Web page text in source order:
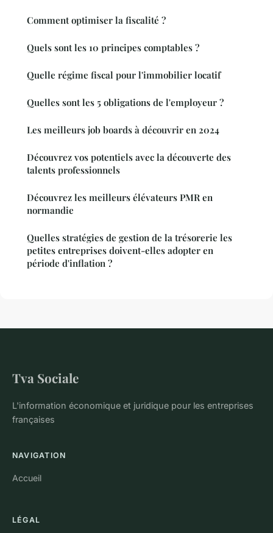
Comment optimiser la fiscalité ?
Quels sont les 10 principes comptables ?
Quelle régime fiscal pour l'immobilier locatif
Quelles sont les 5 obligations de l'employeur ?
Les meilleurs job boards à découvrir en 2024
Découvrez vos potentiels avec la découverte des
talents professionnels
Découvrez les meilleurs élévateurs PMR en
normandie
Quelles stratégies de gestion de la trésorerie les
petites entreprises doivent-elles adopter en
période d'inflation ?
Tva Sociale
L'information économique et juridique pour les entreprises
françaises
NAVIGATION
Accueil
LÉGAL